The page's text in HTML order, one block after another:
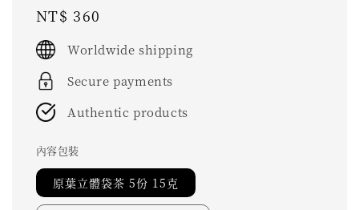
Regular
price
NT$ 360
Worldwide shipping
Secure payments
Authentic products
內容包裝
原葉立體袋茶 5份 15克